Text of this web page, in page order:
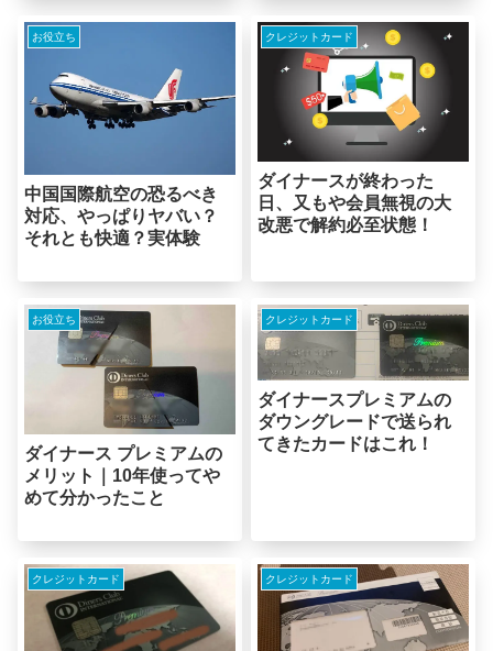
お役立ち
中国国際航空の恐るべき
対応、やっぱりヤバい？
それとも快適？実体験
クレジットカード
ダイナースが終わった
日、又もや会員無視の大
改悪で解約必至状態！
お役立ち
ダイナース プレミアムの
メリット｜10年使ってや
めて分かったこと
クレジットカード
ダイナースプレミアムの
ダウングレードで送られ
てきたカードはこれ！
クレジットカード クレジットカード